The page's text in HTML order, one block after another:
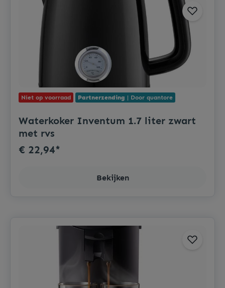
Niet op voorraad Partnerzending | Door quantore
Waterkoker Inventum 1.7 liter zwart
met rvs
€ 22,94*
Bekijken